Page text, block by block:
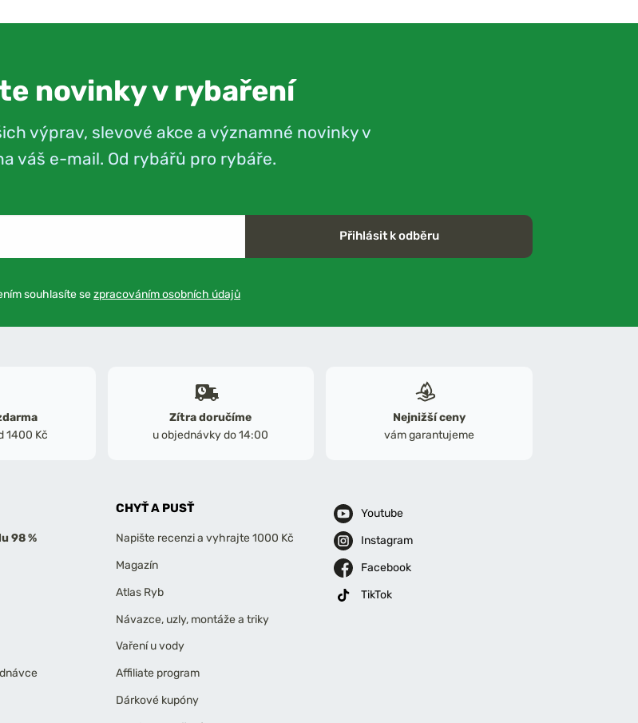
novinky v rybaření
výprav, slevové akce a významné novinky v
váš e-mail. Od rybářů pro rybáře.
Přihlásit k odběru
souhlasíte sezpracováním osobních údajů
1400 Kč
Zítra doručíme
u objednávky do 14:00
Nejnižší ceny
vám garantujeme
98 %
CHYŤ A PUSŤ
Napište recenzi a vyhrajte 1000 Kč
Magazín
Atlas Ryb
Návazce, uzly, montáže a triky
Vaření u vody
Affiliate program
Dárkové kupóny
Youtube
Instagram
Facebook
TikTok